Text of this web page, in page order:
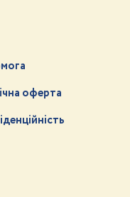
оферта